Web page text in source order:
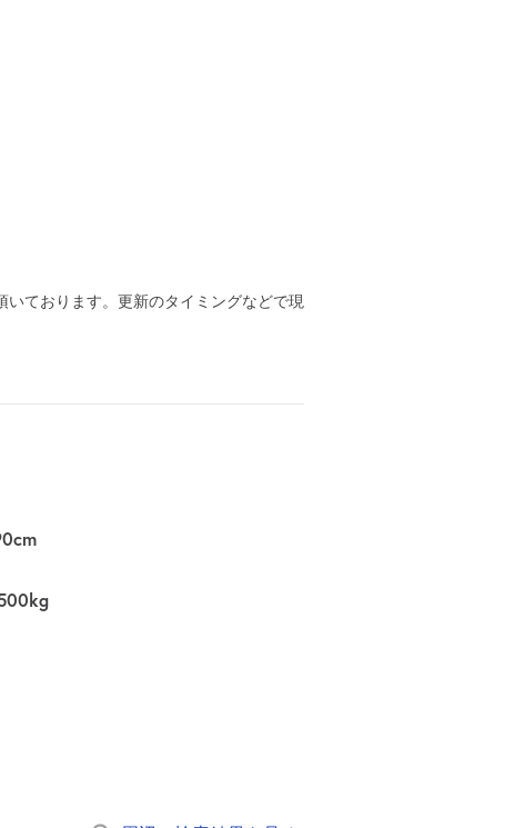
ております。更新のタイミングなどで現